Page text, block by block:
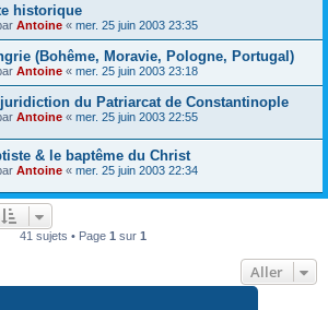
historique
Antoine « mer. 25 juin 2003 23:35
(Bohême, Moravie, Pologne, Portugal)
Antoine « mer. 25 juin 2003 23:18
du Patriarcat de Constantinople
Antoine « mer. 25 juin 2003 22:55
& le baptême du Christ
Antoine « mer. 25 juin 2003 22:34
41 sujets • Page 1 sur 1
Aller